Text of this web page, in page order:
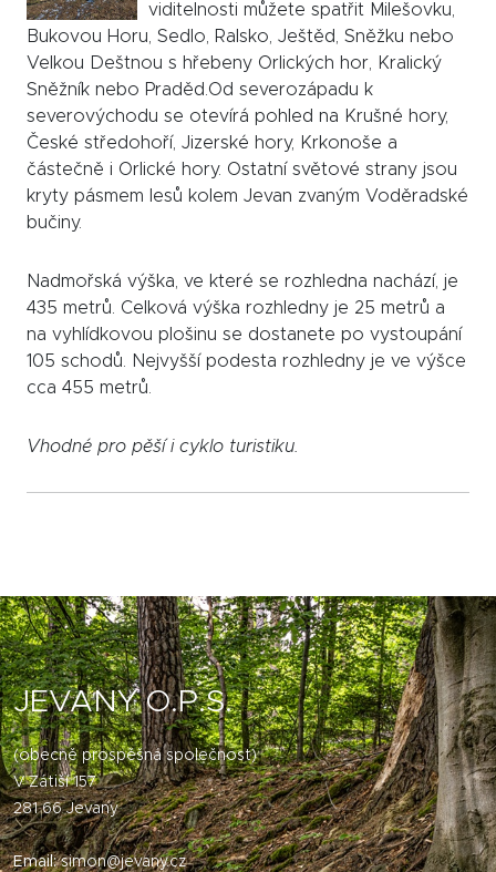
viditelnosti můžete spatřit Milešovku,
Bukovou Horu, Sedlo, Ralsko, Ještěd, Sněžku nebo
Velkou Deštnou s hřebeny Orlických hor, Kralický
Sněžník nebo Praděd.Od severozápadu k
severovýchodu se otevírá pohled na Krušné hory,
České středohoří, Jizerské hory, Krkonoše a
částečně i Orlické hory. Ostatní světové strany jsou
kryty pásmem lesů kolem Jevan zvaným Voděradské
bučiny.
Nadmořská výška, ve které se rozhledna nachází, je
435 metrů. Celková výška rozhledny je 25 metrů a
na vyhlídkovou plošinu se dostanete po vystoupání
105 schodů. Nejvyšší podesta rozhledny je ve výšce
cca 455 metrů.
Vhodné pro pěší i cyklo turistiku.
JEVANY O.P.S.
(obecně prospěšná společnost)
V Zátiší 157
281 66 Jevany
Email:simon@jevany.cz